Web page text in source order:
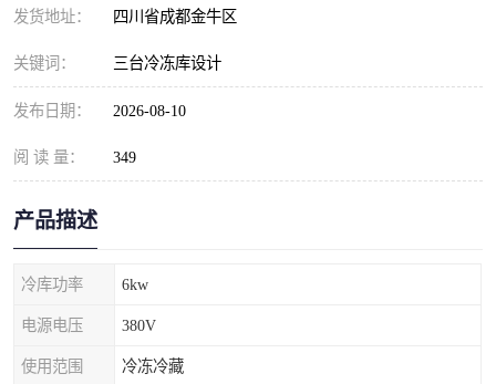
发货地址： 四川省成都金牛区
关键词： 三台冷冻库设计
发布日期： 2026-08-10
阅 读 量： 349
产品描述
冷库功率 6kw
电源电压 380V
使用范围 冷冻冷藏